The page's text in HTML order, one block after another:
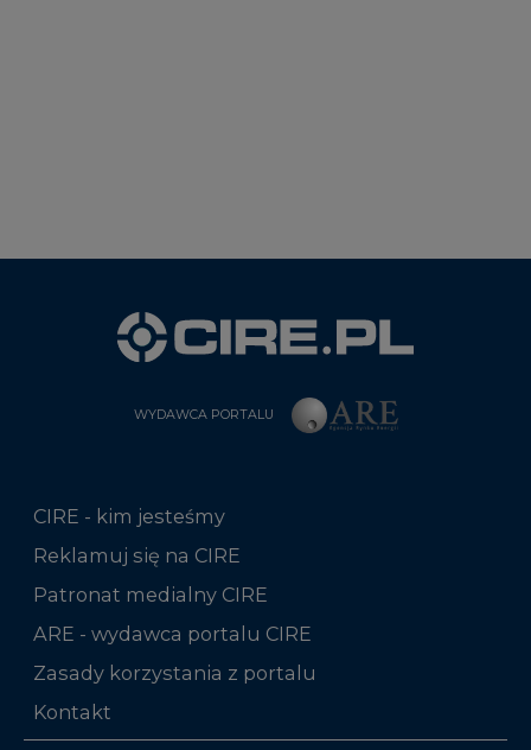
WYDAWCA PORTALU
CIRE - kim jesteśmy
Reklamuj się na CIRE
Patronat medialny CIRE
ARE - wydawca portalu CIRE
Zasady korzystania z portalu
Kontakt